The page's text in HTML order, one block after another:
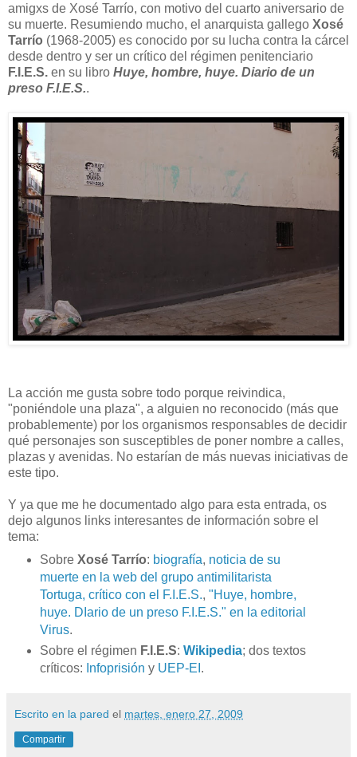
amigxs de Xosé Tarrío, con motivo del cuarto aniversario de
su muerte. Resumiendo mucho, el anarquista gallego Xosé
Tarrío (1968-2005) es conocido por su lucha contra la cárcel
desde dentro y ser un crítico del régimen penitenciario
F.I.E.S. en su libro Huye, hombre, huye. Diario de un
preso F.I.E.S..
La acción me gusta sobre todo porque reivindica,
"poniéndole una plaza", a alguien no reconocido (más que
probablemente) por los organismos responsables de decidir
qué personajes son susceptibles de poner nombre a calles,
plazas y avenidas. No estarían de más nuevas iniciativas de
este tipo.
Y ya que me he documentado algo para esta entrada, os
dejo algunos links interesantes de información sobre el
tema:
Sobre Xosé Tarrío: biografía, noticia de su
muerte en la web del grupo antimilitarista
Tortuga, crítico con el F.I.E.S., "Huye, hombre,
huye. DIario de un preso F.I.E.S." en la editorial
Virus.
Sobre el régimen F.I.E.S: Wikipedia; dos textos
críticos: Infoprisión y UEP-EI .
Escrito en la pared el martes, enero 27, 2009
Compartir